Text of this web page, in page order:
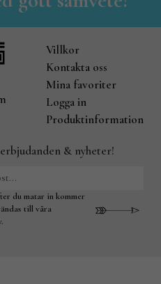
Villkor
Kontakta oss
Mina favoriter
Logga in
Produktinformation
& nyheter!
du matar in kommer
till våra